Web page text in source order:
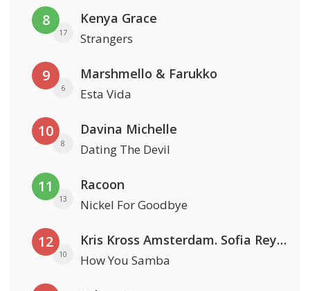
8
17
Kenya Grace
Strangers
9
6
Marshmello & Farukko
Esta Vida
10
8
Davina Michelle
Dating The Devil
11
13
Racoon
Nickel For Goodbye
12
10
Kris Kross Amsterdam. Sofia Reyes & Tinie Tempah
How You Samba